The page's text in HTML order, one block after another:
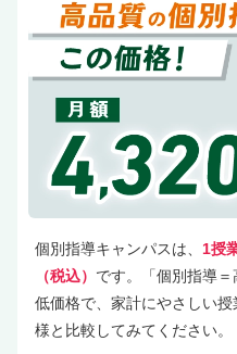
個別指導キャンパスは、 1授
（税込） です。「個別指導
低価格で、家計にやさしい
様と比較してみてください。